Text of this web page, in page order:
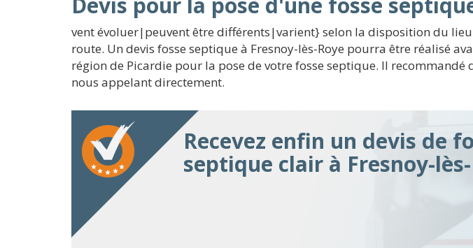
vent évoluer|peuvent être différents|varient} selon la disposition du
route. Un devis fosse septique à Fresnoy-lès-Roye pourra être réalisé
région de Picardie pour la pose de votre fosse septique. Il
nous appelant directement.
Recevez enfin un devis de
septique clair à Fresnoy-